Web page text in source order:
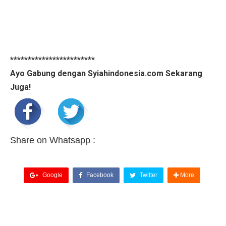
************************
Ayo Gabung dengan Syiahindonesia.com Sekarang
Juga!
Share on Whatsapp :
Google Facebook Twitter More